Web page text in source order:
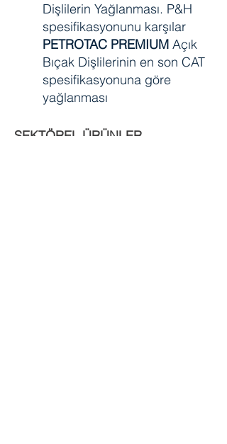
Dişlilerin Yağlanması. P&H
spesifikasyonunu karşılar
PETROTAC PREMIUM Açık
Bıçak Dişlilerinin en son CAT
spesifikasyonuna göre
yağlanması
SEKTÖREL ÜRÜNLER